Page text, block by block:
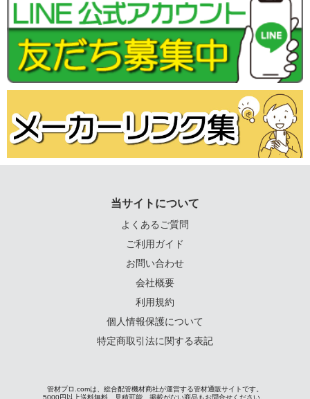
当サイトについて
よくあるご質問
ご利用ガイド
お問い合わせ
会社概要
利用規約
個人情報保護について
特定商取引法に関する表記
管材プロ.comは、総合配管機材商社が運営する管材通販サイトです。
5000円以上送料無料。見積可能。掲載がない商品もお問合せください。